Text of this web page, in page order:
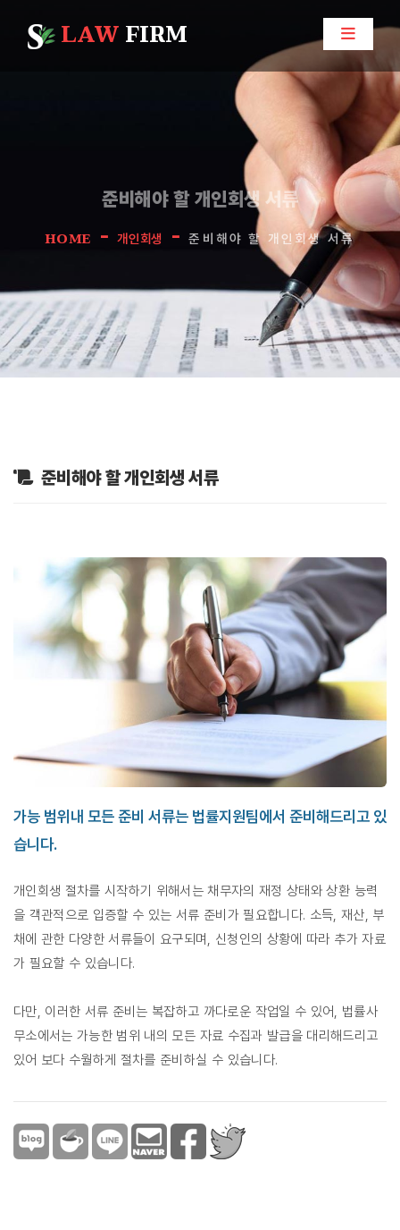
LAWFIRM
준비해야 할 개인회생 서류
HOME - 개인회생 -준비해야 할 개인회생 서류
준비해야 할 개인회생 서류
가능 범위내 모든 준비 서류는 법률지원팀에서 준비해드리고 있
습니다.
개인회생 절차를 시작하기 위해서는 채무자의 재정 상태와 상환 능력
을 객관적으로 입증할 수 있는 서류 준비가 필요합니다. 소득, 재산, 부
채에 관한 다양한 서류들이 요구되며, 신청인의 상황에 따라 추가 자료
가 필요할 수 있습니다.
다만, 이러한 서류 준비는 복잡하고 까다로운 작업일 수 있어, 법률사
무소에서는 가능한 범위 내의 모든 자료 수집과 발급을 대리해드리고
있어 보다 수월하게 절차를 준비하실 수 있습니다.